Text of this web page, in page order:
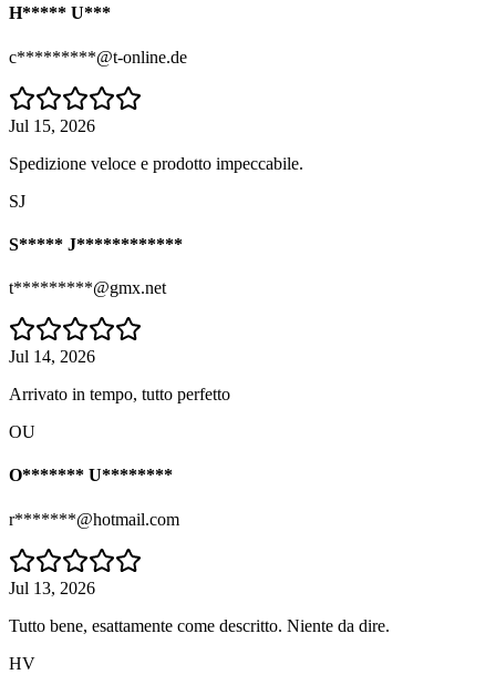
H***** U***
c*********@t-online.de
Jul 15, 2026
Spedizione veloce e prodotto impeccabile.
SJ
S***** J************
t*********@gmx.net
Jul 14, 2026
Arrivato in tempo, tutto perfetto
OU
O******* U********
r*******@hotmail.com
Jul 13, 2026
Tutto bene, esattamente come descritto. Niente da dire.
HV